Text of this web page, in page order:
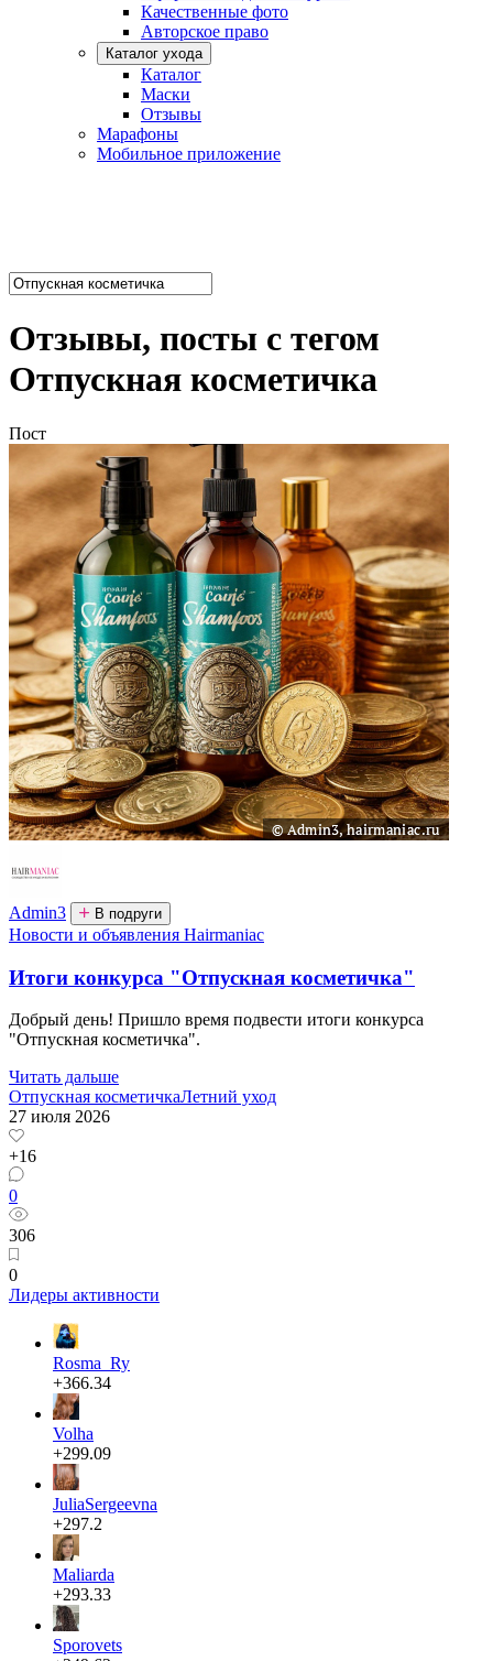
Качественные фото
Авторское право
Каталог ухода
Каталог
Маски
Отзывы
Марафоны
Мобильное приложение
Отзывы, посты с тегом
Отпускная косметичка
Пост
Admin3 В подруги
Новости и объявления Hairmaniac
Итоги конкурса "Отпускная косметичка"
Добрый день! Пришло время подвести итоги конкурса
"Отпускная косметичка".
Читать дальше
Отпускная косметичкаЛетний уход
27 июля 2026
+16
0
306
0
Лидеры активности
Rosma_Ry
+366.34
Volha
+299.09
JuliaSergeevna
+297.2
Maliarda
+293.33
Sporovets